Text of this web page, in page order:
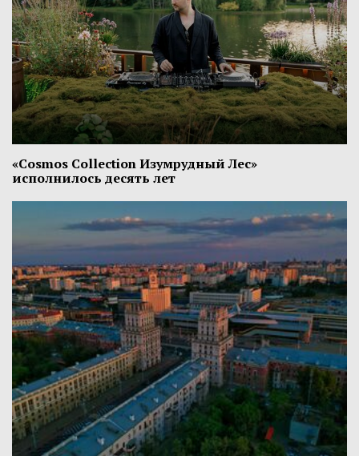
«Cosmos Collection Изумрудный Лес»
исполнилось десять лет